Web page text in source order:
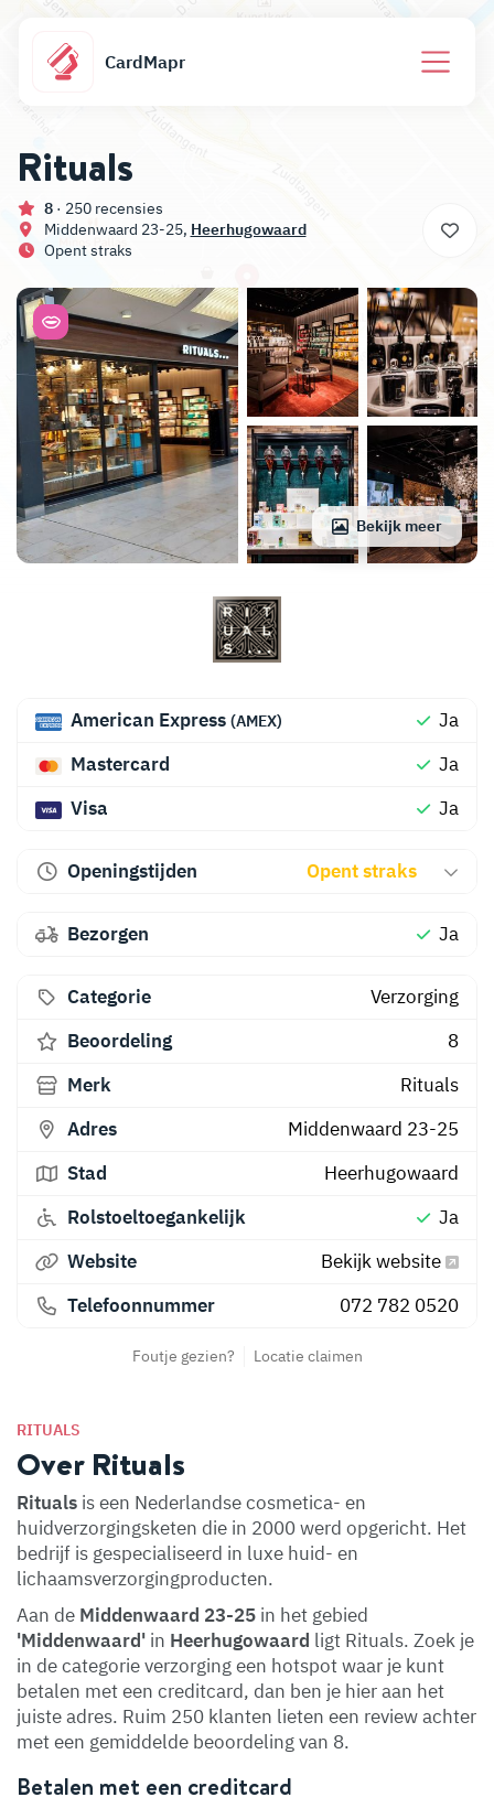
CardMapr
Rituals
8 · 250 recensies
Middenwaard 23-25, Heerhugowaard
Opent straks
Bekijk meer
RITUALS
Over Rituals
Rituals is een Nederlandse cosmetica- en
huidverzorgingsketen die in 2000 werd opgericht. Het
bedrijf is gespecialiseerd in luxe huid- en
lichaamsverzorgingproducten.
Aan de Middenwaard 23-25 in het gebied
'Middenwaard' in Heerhugowaard ligt Rituals. Zoek je
in de categorie verzorging een hotspot waar je kunt
betalen met een creditcard, dan ben je hier aan het
juiste adres. Ruim 250 klanten lieten een review achter
met een gemiddelde beoordeling van 8.
Betalen met een creditcard
American Express (AMEX)
Ja
Mastercard
Ja
Visa
Ja
Openingstijden Opent straks
Bezorgen Ja
Categorie
Verzorging
Beoordeling
8
Merk
Rituals
Adres
Middenwaard 23-25
Stad
Heerhugowaard
Rolstoeltoegankelijk
Ja
Website
Bekijk website
Telefoonnummer
072 782 0520
Foutje gezien? Locatie claimen